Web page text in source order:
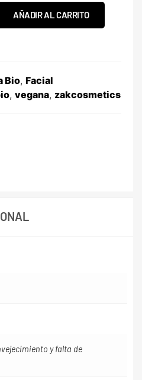
AÑADIR AL CARRITO
Bio, Facial
, vegana, zakcosmetics
y falta de